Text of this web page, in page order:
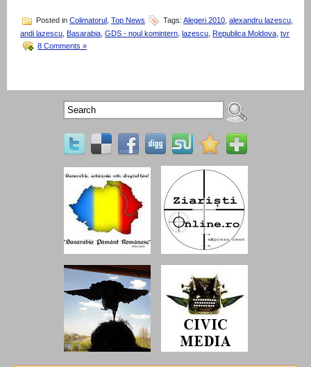
Posted in Colimatorul Top News Tags: Alegeri 2010 alexandru lazescu
andi lazescu, Basarabia, GDS - noul komintern, lazescu, Republica Moldova, tvr
8 Comments »